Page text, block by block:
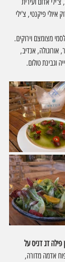
איולי פיקנטי, צ'ילי
מצומצם וירוקים.
אנדיב,
וגבינת טולום.
פילה דג דניס על
אדמה מדורה,